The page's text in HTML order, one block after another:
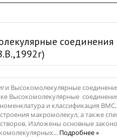
соединения
Высокомолекулярные
Высокомолекулярные
и классификация ВМС,
макромолекул, а также
Изложены основные
Подробнее »